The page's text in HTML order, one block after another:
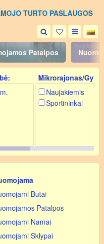
TURTO PASLAUGOS
Patalpos
Mikrorajonas/Gyv.:
Naujakiemis
Sportininkai
Butai
Patalpos
Namai
Sklypai